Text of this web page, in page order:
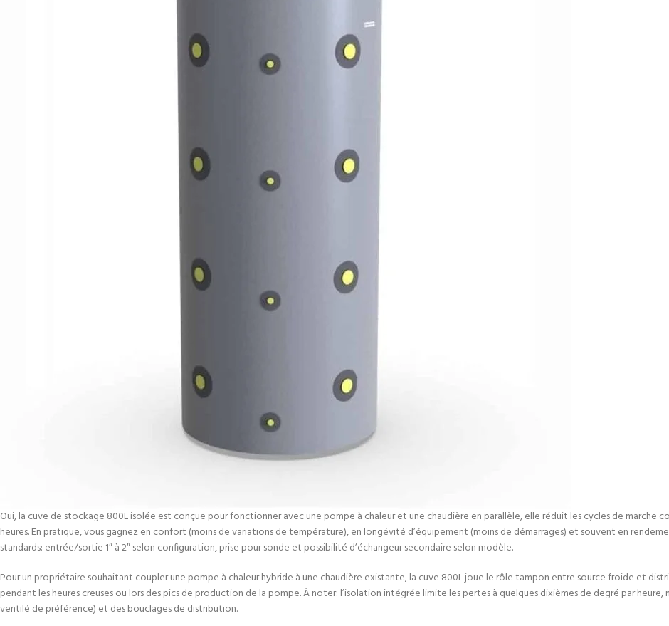
Oui, la cuve de stockage 800L isolée est conçue pour fonctionner avec une pompe à chaleur et une chaudière en parallèle, elle réduit les cycles de
heures. En pratique, vous gagnez en confort (moins de variations de température), en longévité d’équipement (moins de démarrages) et souvent en
standards: entrée/sortie 1″ à 2″ selon configuration, prise pour sonde et possibilité d’échangeur secondaire selon modèle.
Pour un propriétaire souhaitant coupler une pompe à chaleur hybride à une chaudière existante, la cuve 800L joue le rôle tampon entre source froide et
pendant les heures creuses ou lors des pics de production de la pompe. À noter: l’isolation intégrée limite les pertes à quelques dixièmes de degré par
ventilé de préférence) et des bouclages de distribution.